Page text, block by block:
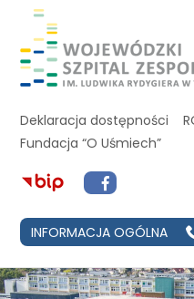
Deklaracja dostępności
Fundacja “O Uśmiech”
INFORMACJA OGÓLNA